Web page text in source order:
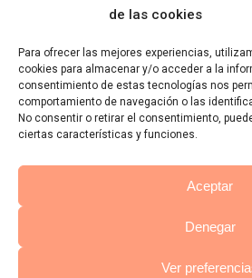
de las cookies
Para ofrecer las mejores experiencias,
cookies para almacenar y/o acceder a la
consentimiento de estas tecnologías nos
comportamiento de navegación o las
No consentir o retirar el consentimiento,
ciertas características y funciones.
Aceptar
Denegar
Ver